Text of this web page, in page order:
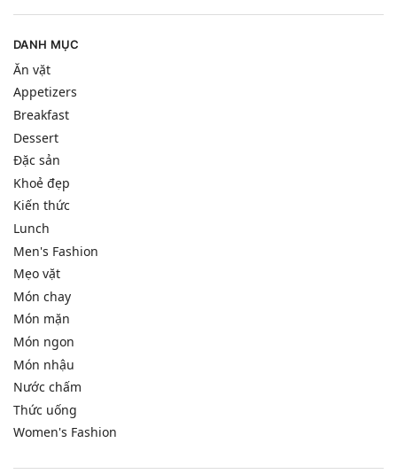
DANH MỤC
Ăn vặt
Appetizers
Breakfast
Dessert
Đặc sản
Khoẻ đẹp
Kiến thức
Lunch
Men's Fashion
Mẹo vặt
Món chay
Món mặn
Món ngon
Món nhậu
Nước chấm
Thức uống
Women's Fashion